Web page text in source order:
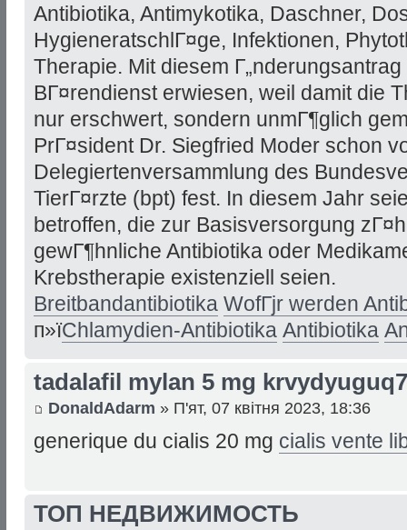
Antibiotika, Antimykotika, Daschner,
HygieneratschlГ¤ge, Infektionen,
Therapie. Mit diesem
BГ¤rendienst erwiesen, weil damit die
nur erschwert, sondern unmГ¶glich
PrГ¤sident Dr. Siegfried Moder schon
Delegiertenversammlung des
TierГ¤rzte (bpt) fest. In diesem Jahr
betroffen, die zur Basisversorgung
gewГ¶hnliche Antibiotika oder
Krebstherapie existenziell seien.
Breitbandantibiotika WofГјr werden
п»їChlamydien-Antibiotika Antibiotika
tadalafil mylan 5 mg
DonaldAdarm » П'ят, 07 квітня 2023, 18:36
generique du cialis 20 mg cialis vente
ТОП НЕДВИЖИМОСТЬ